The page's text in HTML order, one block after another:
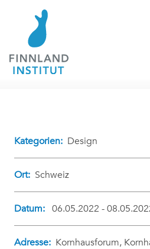
Kategorien: Design
Ort: Schweiz
Datum: 06.05.2022 -
Adresse: Kornhausforum,